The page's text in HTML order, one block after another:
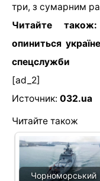
три, з сумарним
Читайте
опиниться
спецслужби
[ad_2]
Источник: 032.ua
Читайте також
Чорноморський